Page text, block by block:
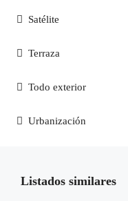
Satélite
Terraza
Todo exterior
Urbanización
Listados similares